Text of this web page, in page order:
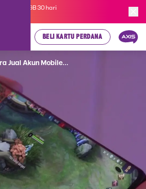
Suka 3GB 30 hari
BELI KARTU PERDANA
Jual Akun Mobile...